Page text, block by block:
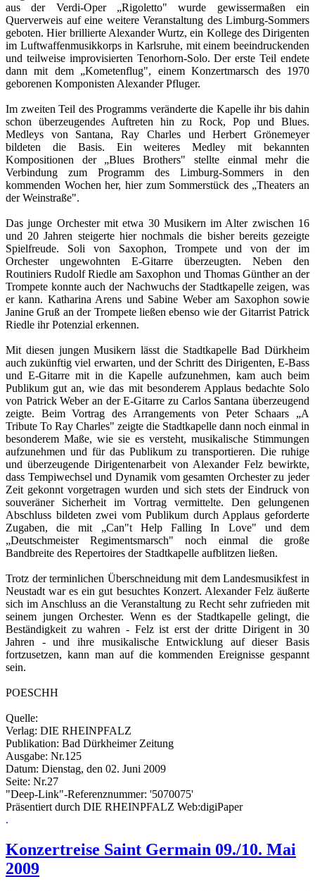
aus der Verdi-Oper „Rigoletto" wurde gewissermaßen ein
Querverweis auf eine weitere Veranstaltung des Limburg-Sommers
geboten. Hier brillierte Alexander Wurtz, ein Kollege des Dirigenten
im Luftwaffenmusikkorps in Karlsruhe, mit einem beeindruckenden
und teilweise improvisierten Tenorhorn-Solo. Der erste Teil endete
dann mit dem „Kometenflug", einem Konzertmarsch des 1970
geborenen Komponisten Alexander Pfluger.
Im zweiten Teil des Programms veränderte die Kapelle ihr bis dahin
schon überzeugendes Auftreten hin zu Rock, Pop und Blues.
Medleys von Santana, Ray Charles und Herbert Grönemeyer
bildeten die Basis. Ein weiteres Medley mit bekannten
Kompositionen der „Blues Brothers" stellte einmal mehr die
Verbindung zum Programm des Limburg-Sommers in den
kommenden Wochen her, hier zum Sommerstück des „Theaters an
der Weinstraße".
Das junge Orchester mit etwa 30 Musikern im Alter zwischen 16
und 20 Jahren steigerte hier nochmals die bisher bereits gezeigte
Spielfreude. Soli von Saxophon, Trompete und von der im
Orchester ungewohnten E-Gitarre überzeugten. Neben den
Routiniers Rudolf Riedle am Saxophon und Thomas Günther an der
Trompete konnte auch der Nachwuchs der Stadtkapelle zeigen, was
er kann. Katharina Arens und Sabine Weber am Saxophon sowie
Janine Gruß an der Trompete ließen ebenso wie der Gitarrist Patrick
Riedle ihr Potenzial erkennen.
Mit diesen jungen Musikern lässt die Stadtkapelle Bad Dürkheim
auch zukünftig viel erwarten, und der Schritt des Dirigenten, E-Bass
und E-Gitarre mit in die Kapelle aufzunehmen, kam auch beim
Publikum gut an, wie das mit besonderem Applaus bedachte Solo
von Patrick Weber an der E-Gitarre zu Carlos Santana überzeugend
zeigte. Beim Vortrag des Arrangements von Peter Schaars „A
Tribute To Ray Charles" zeigte die Stadtkapelle dann noch einmal in
besonderem Maße, wie sie es versteht, musikalische Stimmungen
aufzunehmen und für das Publikum zu transportieren. Die ruhige
und überzeugende Dirigentenarbeit von Alexander Felz bewirkte,
dass Tempiwechsel und Dynamik vom gesamten Orchester zu jeder
Zeit gekonnt vorgetragen wurden und sich stets der Eindruck von
souveräner Sicherheit im Vortrag vermittelte. Den gelungenen
Abschluss bildeten zwei vom Publikum durch Applaus geforderte
Zugaben, die mit „Can"t Help Falling In Love" und dem
„Deutschmeister Regimentsmarsch" noch einmal die große
Bandbreite des Repertoires der Stadtkapelle aufblitzen ließen.
Trotz der terminlichen Überschneidung mit dem Landesmusikfest in
Neustadt war es ein gut besuchtes Konzert. Alexander Felz äußerte
sich im Anschluss an die Veranstaltung zu Recht sehr zufrieden mit
seinem jungen Orchester. Wenn es der Stadtkapelle gelingt, die
Beständigkeit zu wahren - Felz ist erst der dritte Dirigent in 30
Jahren - und ihre musikalische Entwicklung auf dieser Basis
fortzusetzen, kann man auf die kommenden Ereignisse gespannt
sein.
POESCHH
Quelle:
Verlag: DIE RHEINPFALZ
Publikation: Bad Dürkheimer Zeitung
Ausgabe: Nr.125
Datum: Dienstag, den 02. Juni 2009
Seite: Nr.27
"Deep-Link"-Referenznummer: '5070075'
Präsentiert durch DIE RHEINPFALZ Web:digiPaper
.
Konzertreise Saint Germain 09./10. Mai
2009